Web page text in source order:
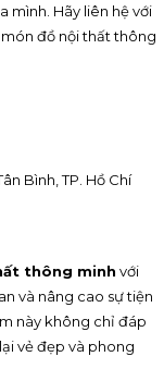
mình. Hãy liên hệ với
đồ nội thất thông
Bình, TP. Hồ Chí
thông minh với
và nâng cao sự tiện
này không chỉ đáp
vẻ đẹp và phong